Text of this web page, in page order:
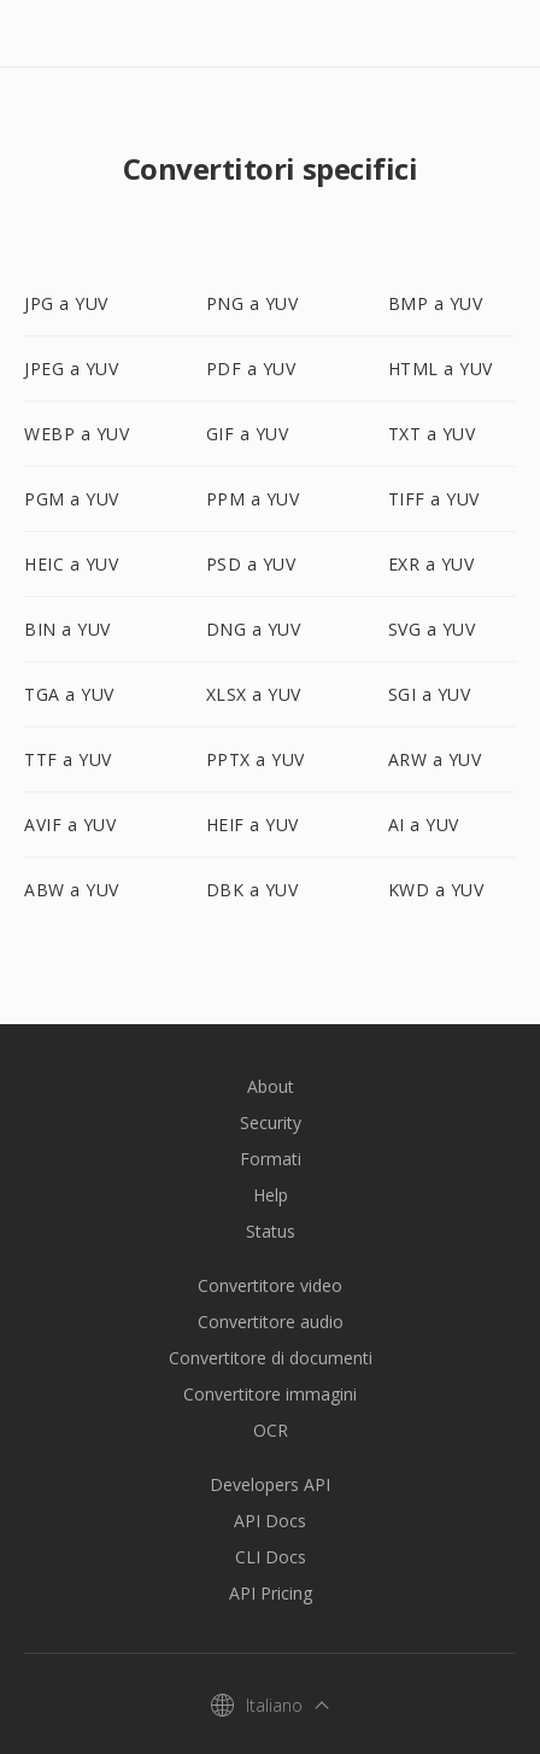
Convertitori specifici
JPG a YUV PNG a YUV BMP a YUV
JPEG a YUV PDF a YUV HTML a YUV
WEBP a YUV GIF a YUV TXT a YUV
PGM a YUV PPM a YUV TIFF a YUV
HEIC a YUV PSD a YUV EXR a YUV
BIN a YUV DNG a YUV SVG a YUV
TGA a YUV XLSX a YUV SGI a YUV
TTF a YUV PPTX a YUV ARW a YUV
AVIF a YUV HEIF a YUV AI a YUV
ABW a YUV DBK a YUV KWD a YUV
About
Security
Formati
Help
Status
Convertitore video
Convertitore audio
Convertitore di documenti
Convertitore immagini
OCR
Developers API
API Docs
CLI Docs
API Pricing
Italiano